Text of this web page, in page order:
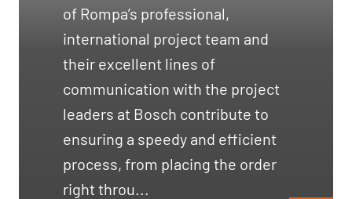
of Rompa’s professional,
international project team and
their excellent lines of
communication with the project
leaders at Bosch contribute to
ensuring a speedy and efficient
process, from placing the order
right throu...